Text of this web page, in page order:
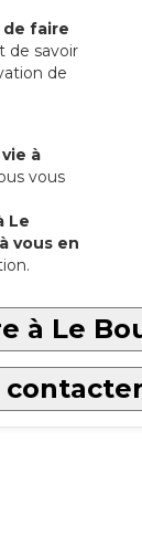
de faire
de savoir
de
à
vous
Le
vous en
à Le